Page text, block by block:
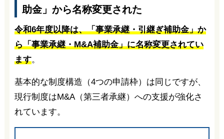
助金」から名称変更された
令和6年度以降は、「事業承継・引継ぎ補助金」か
ら「事業承継・M&A補助金」に名称変更されてい
ます。
基本的な制度構造（4つの申請枠）は同じですが、
現行制度はM&A（第三者承継）への支援が強化さ
れています。